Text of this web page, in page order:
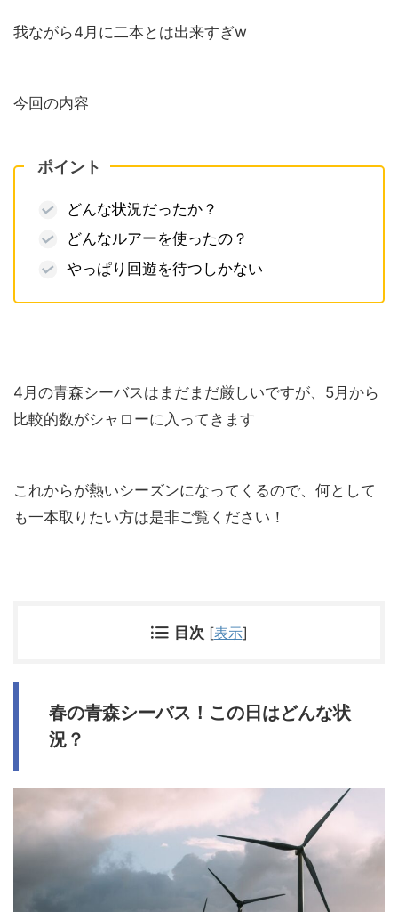
我ながら4月に二本とは出来すぎw
今回の内容
ポイント
どんな状況だったか？
どんなルアーを使ったの？
やっぱり回遊を待つしかない
4月の青森シーバスはまだまだ厳しいですが、5月から
比較的数がシャローに入ってきます
これからが熱いシーズンになってくるので、何として
も一本取りたい方は是非ご覧ください！
目次 [表示]
春の青森シーバス！この日はどんな状
況？